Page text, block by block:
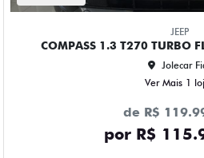
JEEP
COMPASS 1.3 T270 TURBO
Jolecar
Ver Mais 1
de R$
por R$